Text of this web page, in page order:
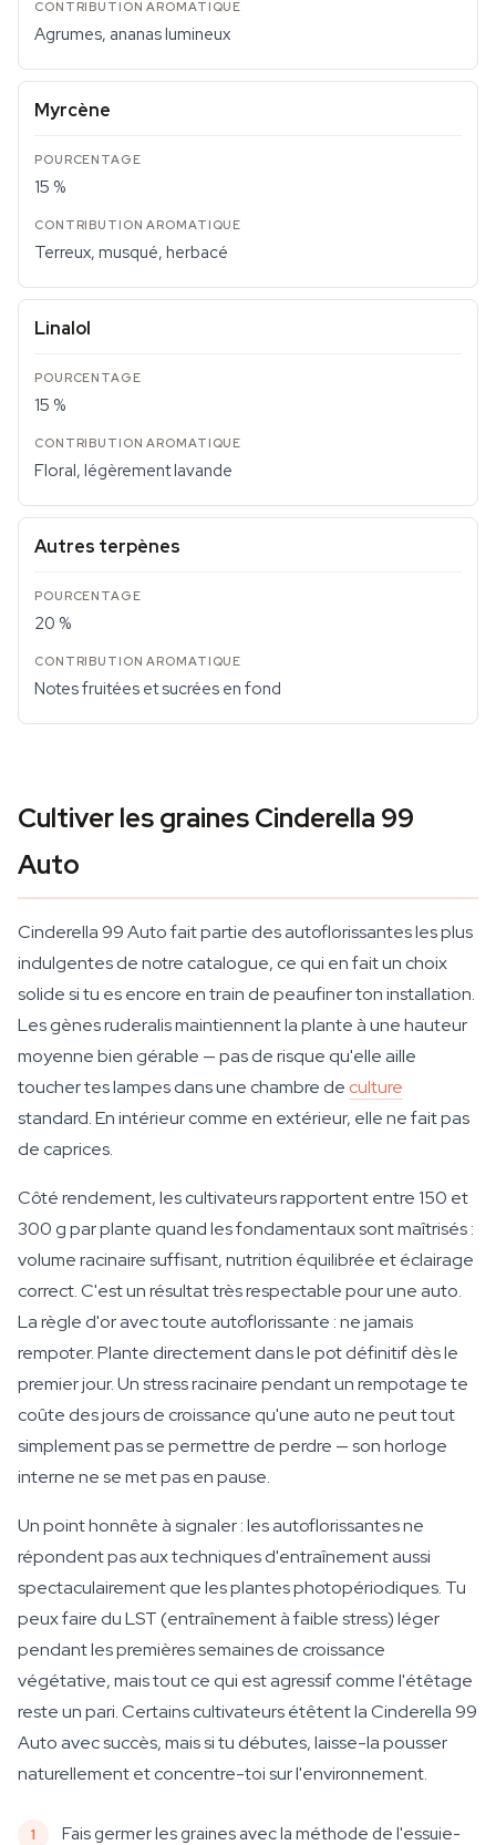
Agrumes, ananas lumineux
Myrcène
15 %
Terreux, musqué, herbacé
Linalol
15 %
Floral, légèrement lavande
Autres terpènes
20 %
Notes fruitées et sucrées en fond
Cultiver les graines Cinderella 99
Auto
Cinderella 99 Auto fait partie des autoflorissantes les plus
indulgentes de notre catalogue, ce qui en fait un choix
solide si tu es encore en train de peaufiner ton installation.
Les gènes ruderalis maintiennent la plante à une hauteur
moyenne bien gérable — pas de risque qu'elle aille
toucher tes lampes dans une chambre de culture
standard. En intérieur comme en extérieur, elle ne fait pas
de caprices.
Côté rendement, les cultivateurs rapportent entre 150 et
300 g par plante quand les fondamentaux sont maîtrisés :
volume racinaire suffisant, nutrition équilibrée et éclairage
correct. C'est un résultat très respectable pour une auto.
La règle d'or avec toute autoflorissante : ne jamais
rempoter. Plante directement dans le pot définitif dès le
premier jour. Un stress racinaire pendant un rempotage te
coûte des jours de croissance qu'une auto ne peut tout
simplement pas se permettre de perdre — son horloge
interne ne se met pas en pause.
Un point honnête à signaler : les autoflorissantes ne
répondent pas aux techniques d'entraînement aussi
spectaculairement que les plantes photopériodiques. Tu
peux faire du LST (entraînement à faible stress) léger
pendant les premières semaines de croissance
végétative, mais tout ce qui est agressif comme l'étêtage
reste un pari. Certains cultivateurs étêtent la Cinderella 99
Auto avec succès, mais si tu débutes, laisse-la pousser
naturellement et concentre-toi sur l'environnement.
Fais germer les graines avec la méthode de l'essuie-